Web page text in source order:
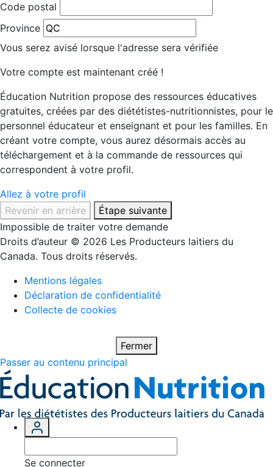
Code postal
Province
Vous serez avisé lorsque l'adresse sera vérifiée
Votre compte est maintenant créé !
Éducation Nutrition propose des ressources éducatives
gratuites, créées par des diététistes-nutritionnistes, pour le
personnel éducateur et enseignant et pour les familles. En
créant votre compte, vous aurez désormais accès au
téléchargement et à la commande de ressources qui
correspondent à votre profil.
Allez à votre profil
Revenir en arrière
Étape suivante
Impossible de traiter votre demande
Droits d’auteur © 2026 Les Producteurs laitiers du
Canada. Tous droits réservés.
Mentions légales
Déclaration de confidentialité
Collecte de cookies
Fermer
Passer au contenu principal
Se connecter